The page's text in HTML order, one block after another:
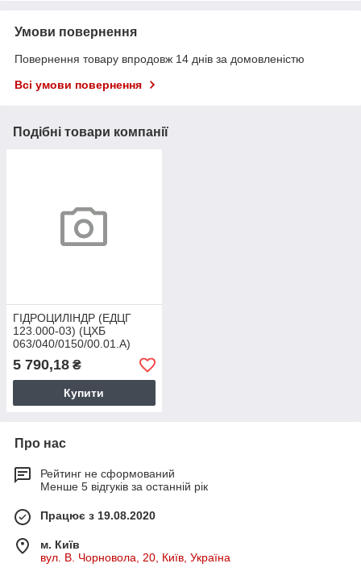
Умови повернення
Повернення товару впродовж 14 днів за домовленістю
Всі умови повернення
Подібні товари компанії
ГІДРОЦИЛІНДР (ЕДЦГ
123.000-03) (ЦХБ
063/040/0150/00.01.А)
ЕДЦГ 123.000-03Р
5 790,18 ₴
Купити
Про нас
Рейтинг не сформований
Менше 5 відгуків за останній рік
Працює з 19.08.2020
м. Київ
вул. В. Чорновола, 20, Київ, Україна